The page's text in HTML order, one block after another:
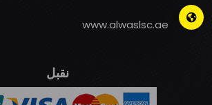
www.alwaslsc.ae
نقبل